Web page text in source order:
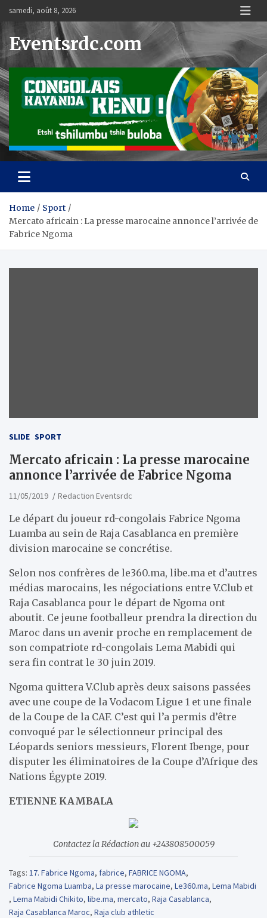
content
samedi, août 8, 2026
Eventsrdc.com
Home
Sport
Mercato africain : La presse marocaine annonce l’arrivée de
Fabrice Ngoma
SLIDE SPORT
Mercato africain : La presse marocaine
annonce l’arrivée de Fabrice Ngoma
11/05/2019 Redaction Eventsrdc
Le départ du joueur rd-congolais Fabrice Ngoma
Luamba au sein de Raja Casablanca en première
division marocaine se concrétise.
Selon nos confrères de le360.ma, libe.ma et d’autres
médias marocains, les négociations entre V.Club et
Raja Casablanca pour le départ de Ngoma ont
aboutit. Ce jeune footballeur prendra la direction du
Maroc dans un avenir proche en remplacement de
son compatriote rd-congolais Lema Mabidi qui
sera fin contrat le 30 juin 2019.
Ngoma quittera V.Club après deux saisons passées
avec une coupe de la Vodacom Ligue 1 et une finale
de la Coupe de la CAF. C’est qui l’a permis d’être
convoqué par le sélectionneur principal des
Léopards seniors messieurs, Florent Ibenge, pour
disputer les éliminatoires de la Coupe d’Afrique des
Nations Égypte 2019.
ETIENNE KAMBALA
Contactez la Rédaction au +243808500059
Tags: 17. Fabrice Ngoma, fabrice, FABRICE NGOMA,
Fabrice Ngoma Luamba, La presse marocaine, Le360.ma, Lema Mabidi
, Lema Mabidi Chikito, libe.ma, mercato, Raja Casablanca,
Raja Casablanca Maroc, Raja club athletic